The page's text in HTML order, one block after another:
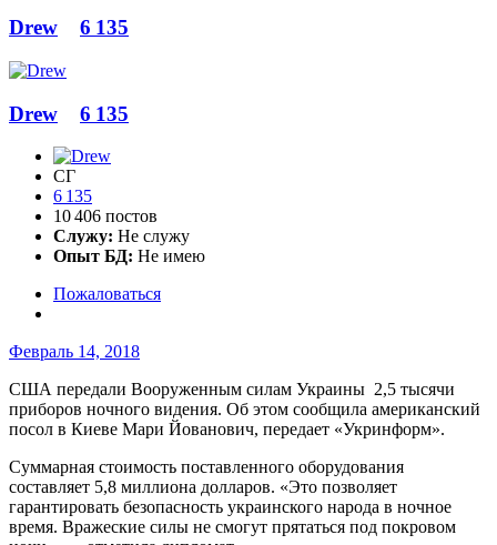
Drew 6 135
Drew 6 135
СГ
6 135
10 406 постов
Служу: Не служу
Опыт БД: Не имею
Пожаловаться
Февраль 14, 2018
США передали Вооруженным силам Украины 2,5 тысячи
приборов ночного видения. Об этом сообщила американский
посол в Киеве Мари Йованович, передает «Укринформ».
Суммарная стоимость поставленного оборудования
составляет 5,8 миллиона долларов. «Это позволяет
гарантировать безопасность украинского народа в ночное
время. Вражеские силы не смогут прятаться под покровом